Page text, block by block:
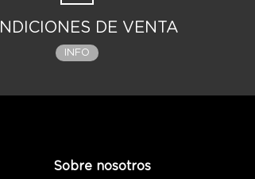
DE VENTA
INFO
Sobre nosotros